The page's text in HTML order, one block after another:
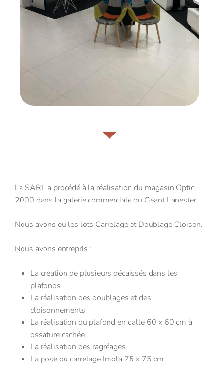
La SARL a procédé à la réalisation du magasin Optic
2000 dans la galerie commerciale du Géant Lanester.
Nous avons eu les lots Carrelage et Doublage Cloison.
Nous avons entrepris :
La création de plusieurs décaissés dans les
plafonds
La réalisation des doublages et des
cloisonnements
La réalisation du plafond en dalle 60 x 60 cm à
ossature cachée
La réalisation des ragréages
La pose du carrelage Imola 75 x 75 cm